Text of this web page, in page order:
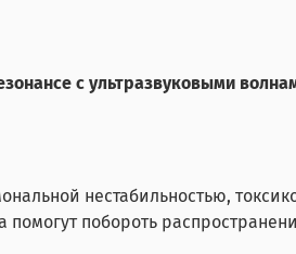
с ультразвуковыми
нестабильностью,
побороть